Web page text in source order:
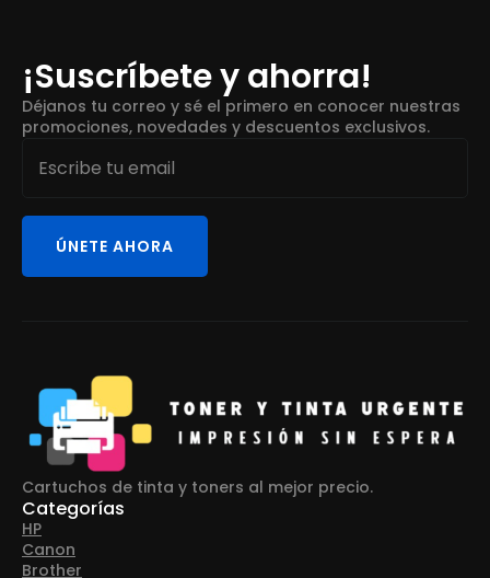
¡Suscríbete y ahorra!
Déjanos tu correo y sé el primero en conocer nuestras
promociones, novedades y descuentos exclusivos.
Email
ÚNETE AHORA
Cartuchos de tinta y toners al mejor precio.
Categorías
HP
Canon
Brother